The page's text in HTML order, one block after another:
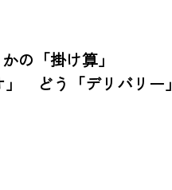
の「掛け算」
　どう「デリバリー」